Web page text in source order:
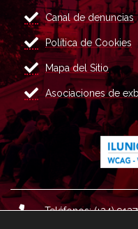
Canal de denuncias
Política de Cookies
Mapa del Sitio
Asociaciones de
Teléfonos: (+34)